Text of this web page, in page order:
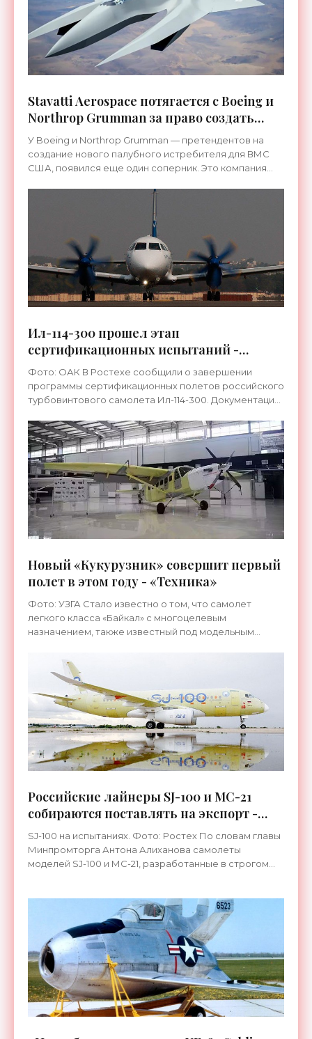
Stavatti Aerospace потягается с Boeing и
Northrop Grumman за право создать
новейший американский истребитель -
«Техника»
У Boeing и Northrop Grumman — претендентов на
создание нового палубного истребителя для ВМС
США, появился еще один соперник. Это компания
Ил-114-300 прошел этап
сертификационных испытаний -
«Техника»
Фото: ОАК В Ростехе сообщили о завершении
программы сертификационных полетов российского
турбовинтового самолета Ил-114-300. Документация
воздушное судно
Новый «Кукурузник» совершит первый
полет в этом году - «Техника»
Фото: УЗГА Стало известно о том, что самолет
легкого класса «Байкал» с многоцелевым
назначением, также известный под модельным
не позднее конца этого
Российские лайнеры SJ-100 и МС-21
собираются поставлять на экспорт -
«Техника»
SJ-100 на испытаниях. Фото: Ростех По словам главы
Минпромторга Антона Алиханова самолеты
моделей SJ-100 и МС-21, разработанные в строгом